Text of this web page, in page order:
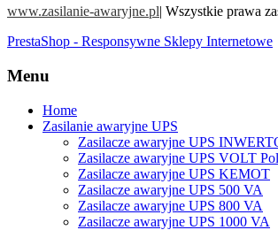
www.zasilanie-awaryjne.pl Wszystkie prawa
PrestaShop - Responsywne Sklepy Internetowe
Menu
Home
Zasilanie awaryjne UPS
Zasilacze awaryjne UPS
Zasilacze awaryjne UPS VOLT
Zasilacze awaryjne UPS KEMOT
Zasilacze awaryjne UPS 500 VA
Zasilacze awaryjne UPS 800 VA
Zasilacze awaryjne UPS 1000 VA